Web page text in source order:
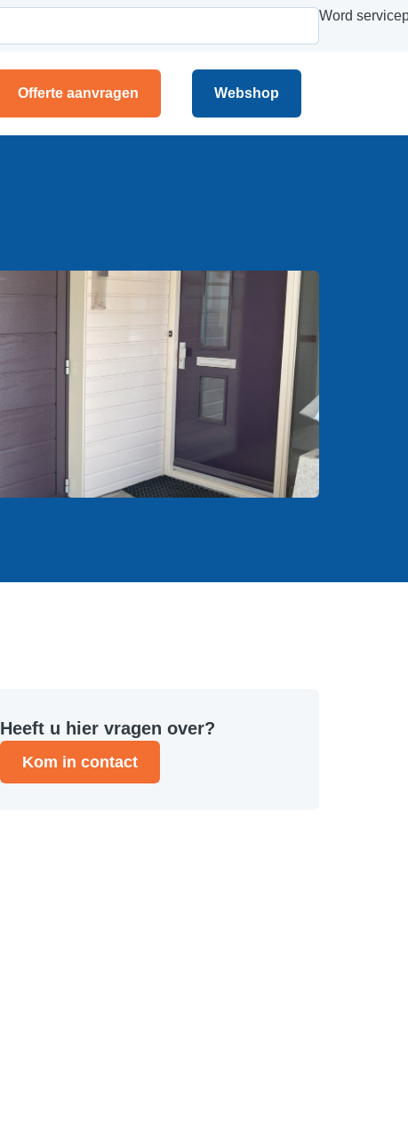
Word
Offerte aanvragen Webshop
Heeft u hier vragen over?
Kom in contact